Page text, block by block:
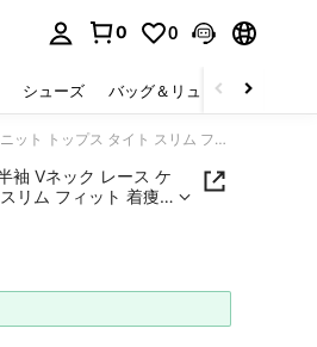
0 0
シューズ バッグ＆リュック
サマーニット レディース 半袖 Vネック レース ケーブル編み ニット トップス タイト スリム フィット 着痩せ 細見え 小顔効果 骨格ウェーブ 大人可愛い フェミニン 上品 きれいめ ガーリー フレンチガーリー 量産型 韓国ファッション デート服 お出かけ カジュアル オフィス オフィスカジュアル 通勤 20代 30代 春 夏 秋 アイボリー ホワイト 白 無地 ストレッチ 伸縮性 柔らかい インナー レイヤード 重ね着風 華奢見え モテ服 女子会 清楚 二の腕カバー キャミソール
袖 Vネック レース ケ
リム フィット 着痩
可愛い フェミニン
ー 量産型 韓国ファ
ル オフィス オフィス
イボリー ホワイト
ンナー レイヤード
二の腕カバー キャ